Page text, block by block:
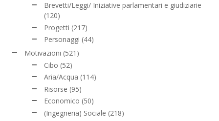
Brevetti/Leggi/ Iniziative parlamentari e giudiziarie
(120)
Progetti (217)
Personaggi (44)
Motivazioni (521)
Cibo (52)
Aria/Acqua (114)
Risorse (95)
Economico (50)
(Ingegneria) Sociale (218)